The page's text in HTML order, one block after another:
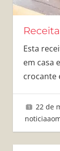
Esta
em casa
crocante
22 de